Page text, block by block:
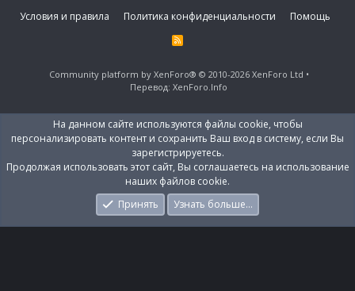
Условия и правила
Политика конфиденциальности Помощь
R
S
Community platform by XenForo® © 2010-2026 XenForo Ltd
Перевод: XenForo.Info
На данном сайте используются файлы cookie, чтобы
персонализировать контент и сохранить Ваш вход в систему, если Вы
зарегистрируетесь.
Продолжая использовать этот сайт, Вы соглашаетесь на использование
наших файлов cookie.
Принять
Узнать больше…